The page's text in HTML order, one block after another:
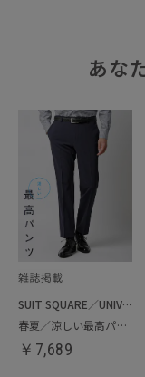
あな
SUIT SQUARE／UNIVERSAL LANGUAGE
春夏／涼しい最高パンツ
￥ 7,689